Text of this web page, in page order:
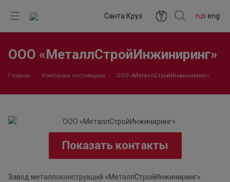
rus eng
Санта Круз
ООО «МеталлСтройИнжиниринг»
Главная Компании поставщики ООО «МеталлСтройИнжиниринг»
Показать контакты
Завод металлоконструкций «МеталлСтройИнжиниринг»